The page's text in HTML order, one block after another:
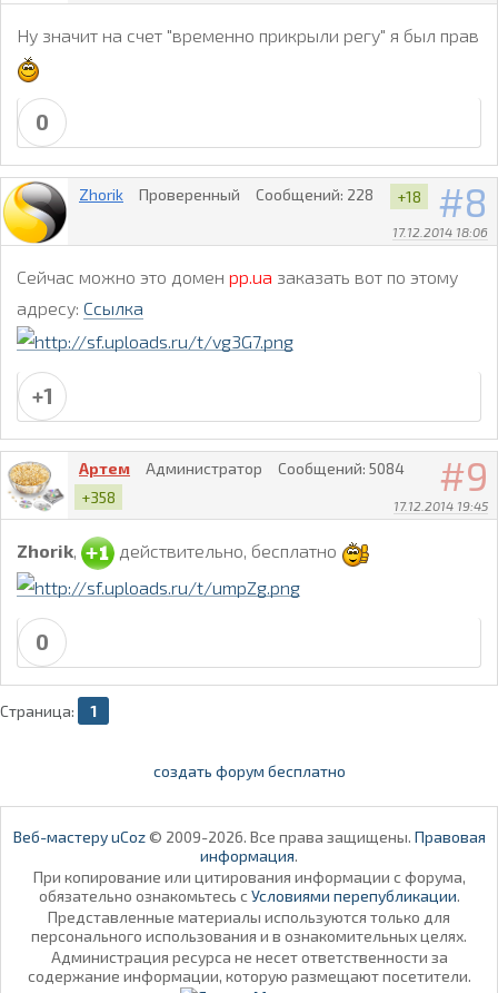
Ну значит на счет "временно прикрыли регу" я был прав
0
8
17.12.2014 18:06
Zhorik Проверенный Сообщений: 228 +18
Сейчас можно это домен pp.ua заказать вот по этому
адресу: Ссылка
+1
9
17.12.2014 19:45
Артем Администратор Сообщений: 5084
+358
Zhorik, действительно, бесплатно
0
Страница: 1
создать форум бесплатно
Веб-мастеру uCoz© 2009-2026. Все права защищены. Правовая
информация.
При копирование или цитирования информации с форума,
обязательно ознакомьтесь с Условиями перепубликации.
Представленные материалы используются только для
персонального использования и в ознакомительных целях.
Администрация ресурса не несет ответственности за
содержание информации, которую размещают посетители.